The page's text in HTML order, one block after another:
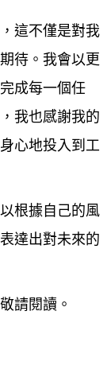
這不僅是對我
待。我會以更
成每一個任
我也感謝我的
心地投入到工
根據自己的風
達出對未來的
請閱讀。